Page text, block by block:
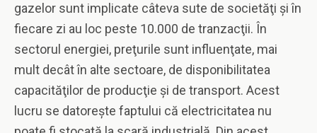
gazelor sunt implicate câteva sute de societăţi şi în
fiecare zi au loc peste 10.000 de tranzacţii. În
sectorul energiei, preţurile sunt influenţate, mai
mult decât în alte sectoare, de disponibilitatea
capacităţilor de producţie şi de transport. Acest
lucru se datoreşte faptului că electricitatea nu